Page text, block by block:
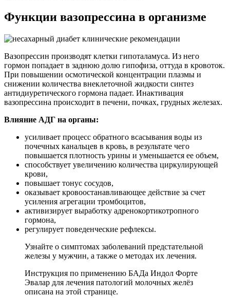
Функции вазопрессина в организме
Вазопрессин производят клетки гипоталамуса. Из него
гормон попадает в заднюю долю гипофиза, оттуда в кровоток.
При повышении осмотической концентрации плазмы и
снижении количества внеклеточной жидкости синтез
антидиуретического гормона падает. Инактивация
вазопрессина происходит в печени, почках, грудных железах.
Влияние АДГ на органы:
усиливает процесс обратного всасывания воды из
почечных канальцев в кровь, в результате чего
повышается плотность урины и уменьшается ее объем,
способствует увеличению количества циркулирующей
крови,
повышает тонус сосудов,
оказывает кровоостанавливающее действие за счет
усиления агрегации тромбоцитов,
активизирует выработку адренокортикотропного
гормона,
регулирует поведенческие рефлексы.
Узнайте о симптомах заболеваний предстательной
железы у мужчин, а также о методах их лечения.
Инструкция по применению БАДа Индол Форте
Эвалар для лечения патологий молочных желёз
описана на этой странице.